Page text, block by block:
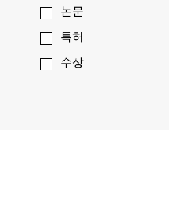
논문
특허
수상